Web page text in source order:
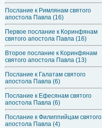
Послание к Римлянам святого
апостола Павла (16)
Первое послание к Коринфянам
святого апостола Павла (16)
Второе послание к Коринфянам
святого апостола Павла (13)
Послание к Галатам святого
апостола Павла (6)
Послание к Ефесянам святого
апостола Павла (6)
Послание к Филиппийцам святого
апостола Павла (4)